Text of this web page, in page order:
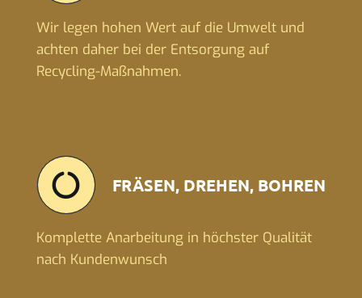
Wir legen hohen Wert auf die Umwelt und
achten daher bei der Entsorgung auf
Recycling-Maßnahmen.
FRÄSEN, DREHEN, BOHREN
Komplette Anarbeitung in höchster Qualität
nach Kundenwunsch